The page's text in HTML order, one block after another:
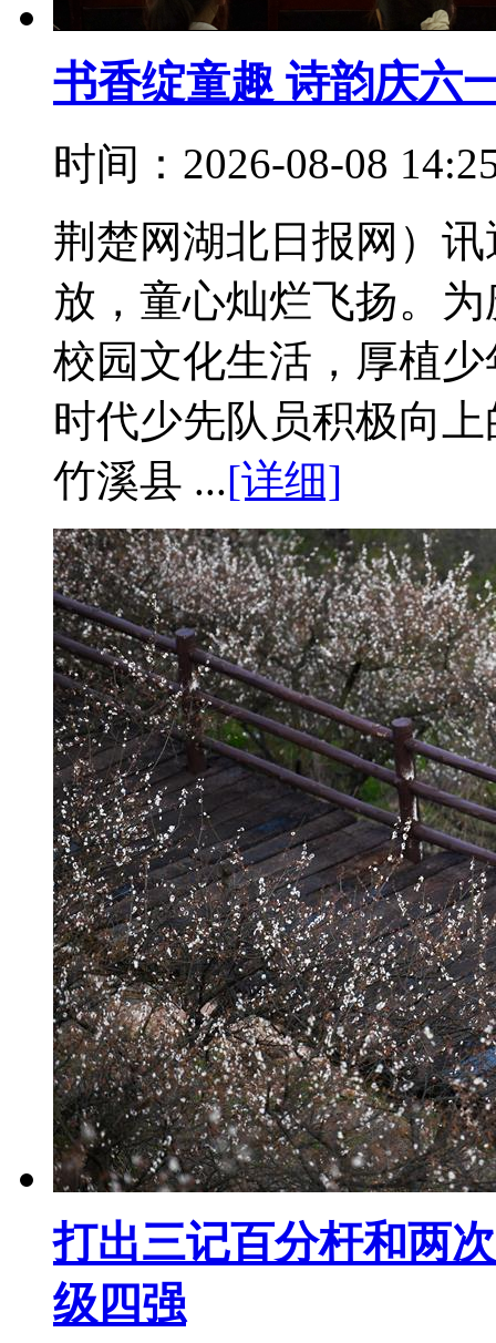
书香绽童趣 诗韵庆六
时间：2026-08-08
荆楚网湖北日报网）
放，童心灿烂飞扬。
校园文化生活，厚植
时代少先队员积极向
竹溪县 ...[详细]
打出三记百分杆和两
级四强